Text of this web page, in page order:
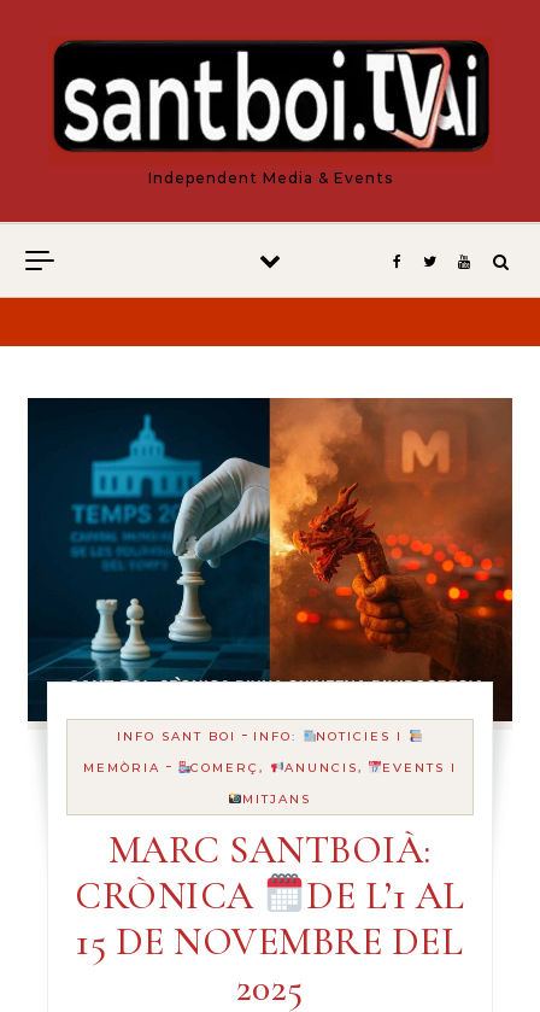
Independent Media & Events
INFO SANT BOI - INFO:
NOTICIES I
MEMÒRIA - COMERÇ, ANUNCIS,
EVENTS I
MITJANS
MARC SANTBOIÀ:
CRÒNICA
DE L’1 AL
15 DE NOVEMBRE DEL
2025